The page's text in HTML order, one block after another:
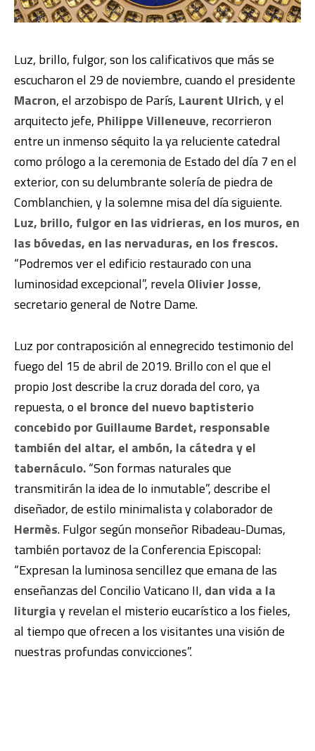
Luz, brillo, fulgor, son los calificativos que más se
escucharon el 29 de noviembre, cuando el presidente
Macron, el arzobispo de París, Laurent Ulrich, y el
arquitecto jefe, Philippe Villeneuve, recorrieron
entre un inmenso séquito la ya reluciente catedral
como prólogo a la ceremonia de Estado del día 7 en el
exterior, con su delumbrante solería de piedra de
Comblanchien, y la solemne misa del día siguiente.
Luz, brillo, fulgor en las vidrieras, en los muros, en
las bóvedas, en las nervaduras, en los frescos.
“Podremos ver el edificio restaurado con una
luminosidad excepcional”, revelaOlivier Josse,
secretario general de Notre Dame.
Luz por contraposición al ennegrecido testimonio del
fuego del 15 de abril de 2019. Brillo con el que el
propio Jost describe la cruz dorada del coro, ya
repuesta, o el bronce del nuevo baptisterio
concebido por Guillaume Bardet, responsable
también del altar, el ambón, la cátedra y el
tabernáculo.“Son formas naturales que
transmitirán la idea de lo inmutable”, describe el
diseñador, de estilo minimalista y colaborador de
Hermès. Fulgor según monseñor Ribadeau-Dumas,
también portavoz de la Conferencia Episcopal:
“Expresan la luminosa sencillez que emana de las
enseñanzas del Concilio Vaticano II, dan vida a la
liturgiay revelan el misterio eucarístico a los fieles,
al tiempo que ofrecen a los visitantes una visión de
nuestras profundas convicciones”.